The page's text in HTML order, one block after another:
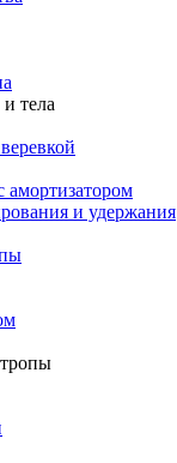
тела
амортизатором
и удержания